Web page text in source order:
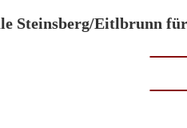
Steinsberg/Eitlbrunn